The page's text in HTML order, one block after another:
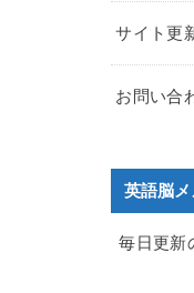
サイト更
お問い合
英語脳
毎日更新